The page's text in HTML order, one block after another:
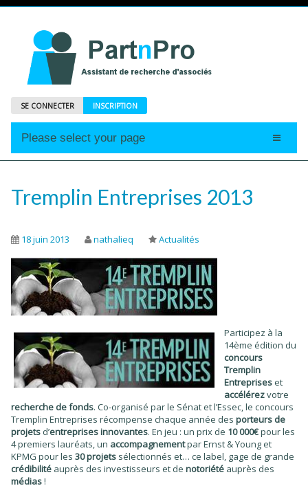
SE CONNECTER INSCRIPTION
Please select your page
Accueil
Abonnements
Le Mag
Tremplin Entreprises 2013
18 juin 2013 nathalieq Actualités
Participez à la
14ème édition du
concours
Tremplin
Entrepriseset
accélérezvotre
recherche de fonds. Co-organisé par le Sénat et l’Essec, le concours
Tremplin Entreprises récompense chaque année des porteurs de
projets d’entreprises innovantes. En jeu : un prix de 10 000€pour les
4 premiers lauréats, un accompagnementpar Ernst & Young et
KPMG pour les 30 projets sélectionnés et… ce label, gage de grande
crédibilité auprès des investisseurs et de notoriété auprès des
médias!